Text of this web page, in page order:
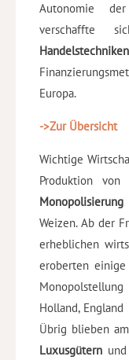
Autonomie
verschaffte
Handelstechniken
Europa.
->Zur Übersicht
Wichtige
Produktion
Monopolisierung
Weizen. Ab der
erheblichen
eroberten
Holland,
Übrig blieben
Luxusgütern